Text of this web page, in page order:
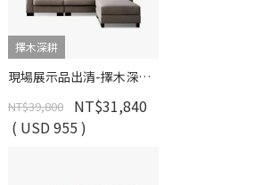
擇木深耕
現場展示品出清-擇木深耕-喬堤L型貓抓皮收納沙發
NT$39,800
NT$31,840
( USD 955 )